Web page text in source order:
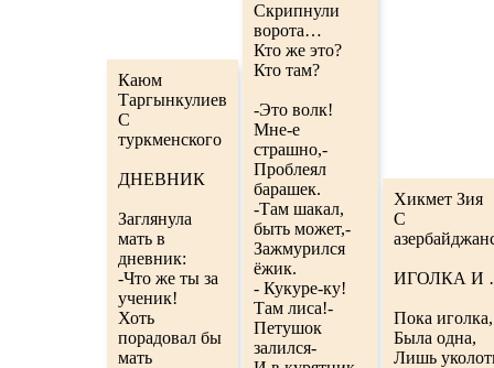
Каюм
Таргынкулиев
С
туркменского
ДНЕВНИК
Заглянула
мать в
дневник:
-Что же ты за
ученик!
Хоть
порадовал бы
мать
Скрипнули
ворота…
Кто же это?
Кто там?
-Это волк!
Мне-е
страшно,-
Проблеял
барашек.
-Там шакал,
быть может,-
Зажмурился
ёжик.
- Кукуре-ку!
Там лиса!-
Петушок
залился-
Хикмет Зия
С
ИГОЛКА И
Пока иголка,
Была одна,
Лишь